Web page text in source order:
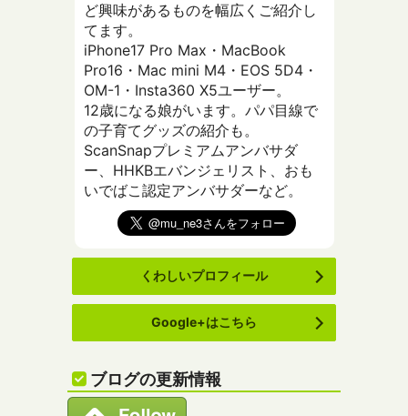
ど興味があるものを幅広くご紹介し
てます。
iPhone17 Pro Max・MacBook
Pro16・Mac mini M4・EOS 5D4・
OM-1・Insta360 X5ユーザー。
12歳になる娘がいます。パパ目線で
の子育てグッズの紹介も。
ScanSnapプレミアムアンバサダ
ー、HHKBエバンジェリスト、おも
いでばこ認定アンバサダーなど。
くわしいプロフィール
Google+はこちら
ブログの更新情報